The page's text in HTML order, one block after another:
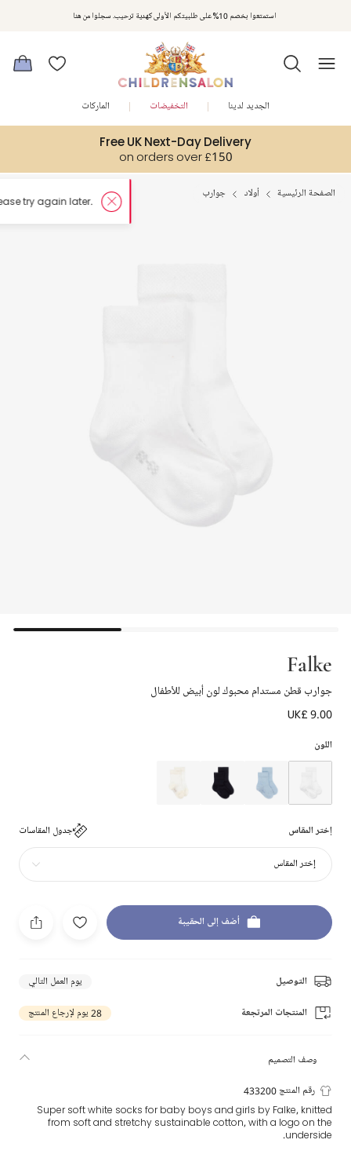
استمتعوا بخصم 10% على طلبيتكم الأولى كهدية ترحيب. سجلوا من هنا
Free UK Next-Day Delivery
on orders over £150
الجديد لدينا التخفيضات الماركات
الصفحة الرئيسية أولاد جوارب
Falke
جوارب قطن مستدام محبوك لون أبيض للأطفال
UK£ 9.00
اللون
إختر المقاس جدول المقاسات
إختر المقاس
أضف إلى الحقيبة
التوصيل يوم العمل التالي
المنتجات المرتجعة 28 يوم لإرجاع المنتج
وصف التصميم
رقم المنتج 433200
Super soft white socks for baby boys and girls by Falke, knitted
from soft and stretchy sustainable cotton, with a logo on the
underside.